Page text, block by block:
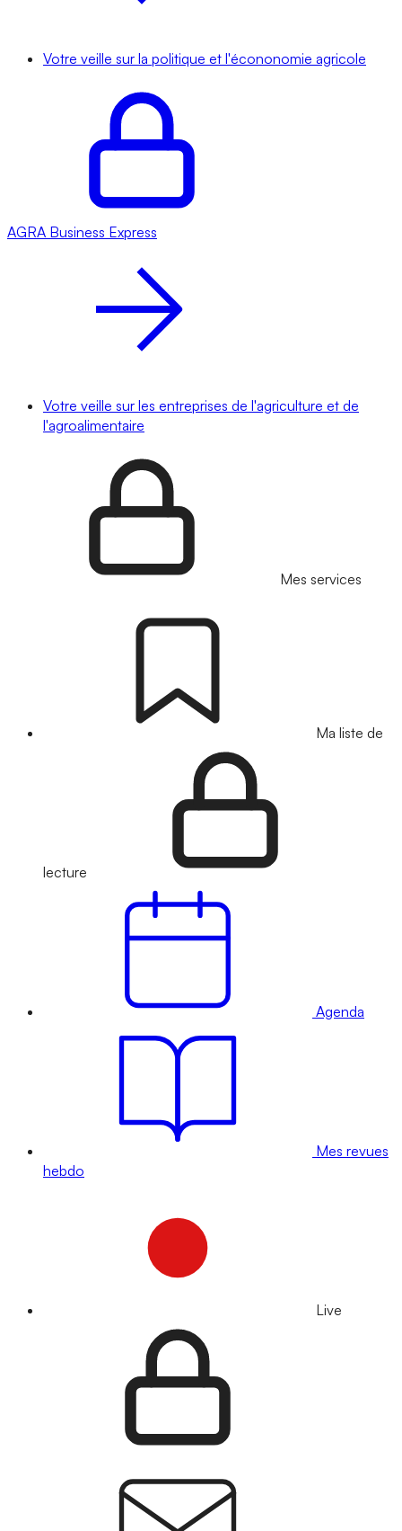
Votre veille sur la politique et l'écononomie agricole
AGRA Business Express
Votre veille sur les entreprises de l'agriculture et de
l'agroalimentaire
Mes services
Ma liste de
lecture
Agenda
Mes revues
hebdo
Live